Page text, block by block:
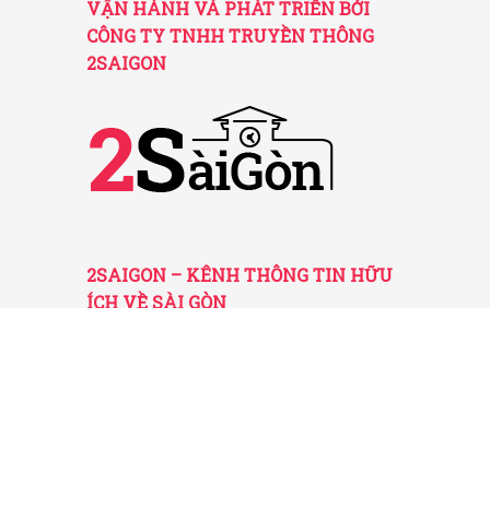
VẬN HÀNH VÀ PHÁT TRIỂN BỞI
CÔNG TY TNHH TRUYỀN THÔNG
2SAIGON
2SAIGON – KÊNH THÔNG TIN HỮU
ÍCH VỀ SÀI GÒN